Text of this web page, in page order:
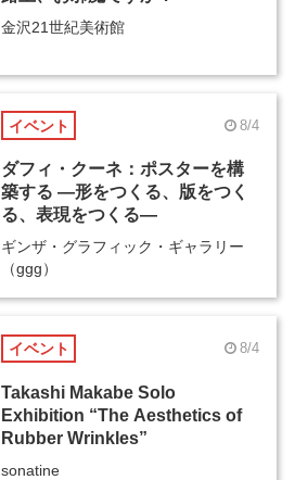
金沢21世紀美術館
イベント 8/4
ダフィ・クーネ：ポスターを構
築する ―形をつくる、版をつく
る、表現をつくる―
ギンザ・グラフィック・ギャラリー
（ggg）
イベント 8/4
Takashi Makabe Solo
Exhibition “The Aesthetics of
Rubber Wrinkles”
sonatine